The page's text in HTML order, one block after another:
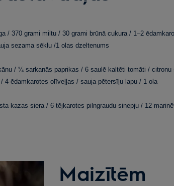
/ 370 grami miltu / 30 grami brūnā cukura / 1–2
sezama sēklu /1 olas dzeltenums
/ ¼ sarkanās paprikas / 6 saulē kaltēti tomāti /
4 ēdamkarotes olīveļļas / sauja pētersīļu lapu / 1 ola
kazas siera / 6 tējkarotes pilngraudu sinepju / 12
Maizītēm